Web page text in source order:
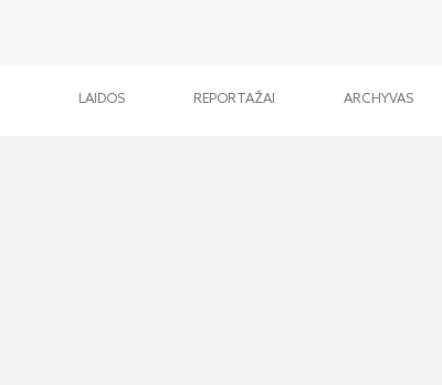
LAIDOS REPORTAŽAI ARCHYVAS